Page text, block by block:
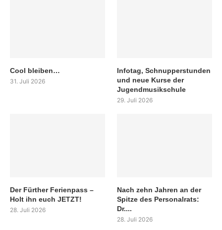
Cool bleiben…
31. Juli 2026
Infotag, Schnupperstunden
und neue Kurse der
Jugendmusikschule
29. Juli 2026
Der Fürther Ferienpass –
Holt ihn euch JETZT!
28. Juli 2026
Nach zehn Jahren an der
Spitze des Personalrats:
Dr....
28. Juli 2026